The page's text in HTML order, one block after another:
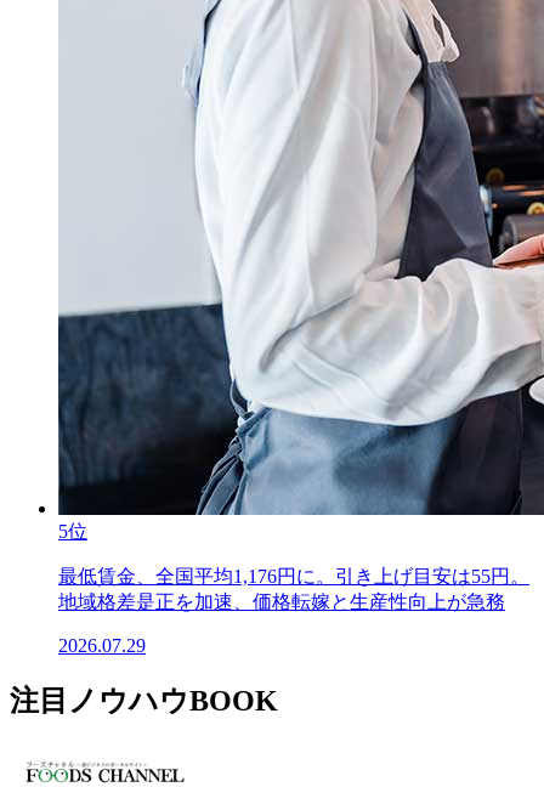
5位
最低賃金、全国平均1,176円に。引き上げ目安は55円。
地域格差是正を加速、価格転嫁と生産性向上が急務
2026.07.29
注目ノウハウBOOK